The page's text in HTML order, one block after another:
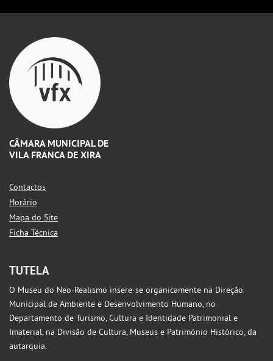
CÂMARA MUNICIPAL DE
VILA FRANCA DE XIRA
Contactos
Horário
Mapa do Site
Ficha Técnica
TUTELA
O Museu do Neo-Realismo insere-se organicamente na Direção
Municipal de Ambiente e Desenvolvimento Humano, no
Departamento de Turismo, Cultura e Identidade Patrimonial e
Imaterial, na Divisão de Cultura, Museus e Património Histórico, da
autarquia.